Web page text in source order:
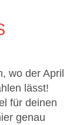
wo der April
lässt!
für deinen
genau